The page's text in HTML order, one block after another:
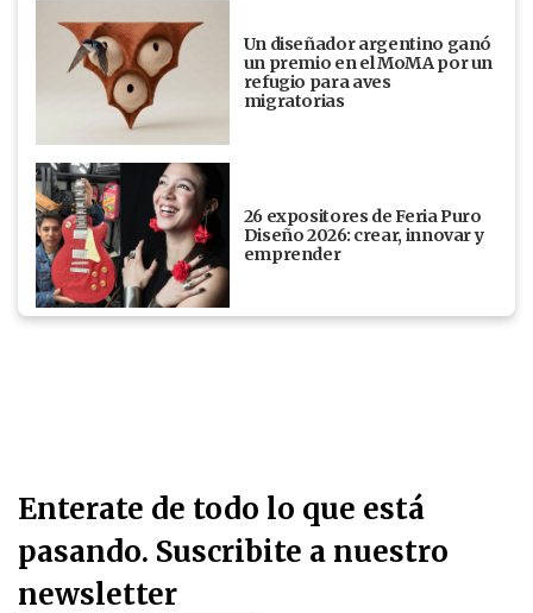
Un diseñador argentino ganó
un premio en el MoMA por un
refugio para aves
migratorias
26 expositores de Feria Puro
Diseño 2026: crear, innovar y
emprender
Enterate de todo lo que está
pasando. Suscribite a nuestro
newsletter